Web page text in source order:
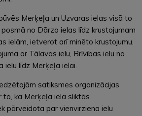
Merķeļa un Uzvaras ielas visā to
no Dārza ielas līdz krustojumam
ielām, ietverot arī minēto krustojumu,
ar Tālavas ielu, Brīvības ielu no
ielu līdz Merķeļa ielai.
satiksmes organizācijas
ka Merķeļa iela sliktās
pārveidota par vienvirziena ielu